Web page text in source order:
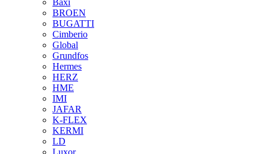
BROEN
BUGATTI
Cimberio
Global
Grundfos
Hermes
HERZ
HME
IMI
JAFAR
K-FLEX
KERMI
LD
Luxor